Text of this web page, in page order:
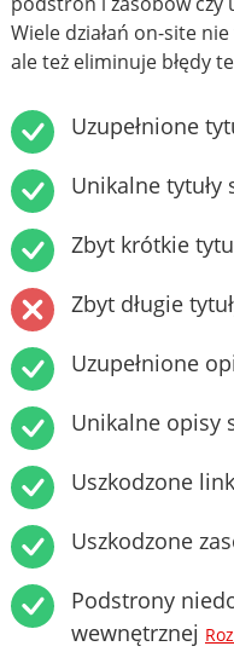
Wiele działań on-site
ale też eliminuje błędy
Uzupełnione
Unikalne tytuły
Zbyt krótkie
Zbyt długie
Uzupełnione
Unikalne opisy
Uszkodzone
Uszkodzone
Podstrony
wewnętrznej